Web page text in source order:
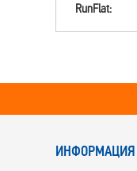
RunFlat:
ИНФОРМАЦИЯ